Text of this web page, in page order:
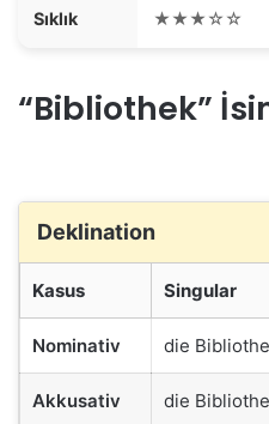
Sıklık ★★★☆☆
“Bibliothek”
Deklination
Kasus Singular
Nominativ die
Akkusativ die